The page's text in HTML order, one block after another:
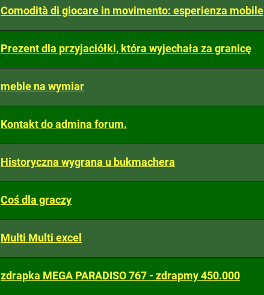
Comodità di giocare in movimento: esperienza mobile
Prezent dla przyjaciółki, która wyjechała za granicę
meble na wymiar
Kontakt do admina forum.
Historyczna wygrana u bukmachera
Coś dla graczy
Multi Multi excel
zdrapka MEGA PARADISO 767 - zdrapmy 450.000